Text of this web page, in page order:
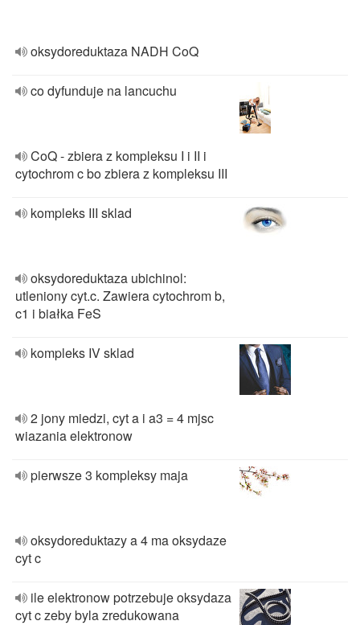
oksydoreduktaza NADH CoQ
co dyfunduje na lancuchu
CoQ - zbiera z kompleksu I i II i
cytochrom c bo zbiera z kompleksu III
kompleks III sklad
oksydoreduktaza ubichinol:
utleniony cyt.c. Zawiera cytochrom b,
c1 i białka FeS
kompleks IV sklad
2 jony miedzi, cyt a i a3 = 4 mjsc
wiazania elektronow
pierwsze 3 kompleksy maja
oksydoreduktazy a 4 ma oksydaze
cyt c
ile elektronow potrzebuje oksydaza
cyt c zeby byla zredukowana